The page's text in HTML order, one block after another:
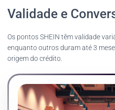
Validade e
Os pontos SHEIN têm validade
enquanto outros duram até 3
origem do crédito.